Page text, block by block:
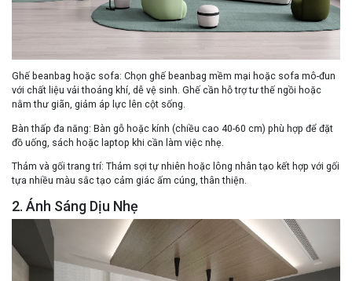
Ghế beanbag hoặc sofa: Chọn ghế beanbag mềm mại hoặc sofa mô-đun
với chất liệu vải thoáng khí, dễ vệ sinh. Ghế cần hỗ trợ tư thế ngồi hoặc
nằm thư giãn, giảm áp lực lên cột sống.
Bàn thấp đa năng: Bàn gỗ hoặc kính (chiều cao 40-60 cm) phù hợp để đặt
đồ uống, sách hoặc laptop khi cần làm việc nhẹ.
Thảm và gối trang trí: Thảm sợi tự nhiên hoặc lông nhân tạo kết hợp với gối
tựa nhiều màu sắc tạo cảm giác ấm cúng, thân thiện.
2. Ánh Sáng Dịu Nhẹ